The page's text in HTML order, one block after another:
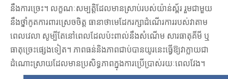
នឹងការច្រេះ។ លក្ខណៈសម្បត្តិដែលមានស្រាប់របស់យ៉ាន់ស្ព័រ រួមជាមួយ
នឹងថ្នាំកូតការពារស្រេចចិត្ត ធានាថាមេដែករក្សាដំណើរការរបស់វាតាម
ពេលវេលា សូម្បីតែនៅពេលដែលប៉ះពាល់នឹងសំណើម សារធាតុគីមី ឬ
ធាតុច្រេះផ្សេងទៀត។ ភាពធន់និងភាពជាប់បានយូរនេះធ្វើឱ្យវាក្លាយជា
ដំណោះស្រាយដែលមានប្រសិទ្ធភាពក្នុងការប្រើប្រាស់រយៈពេលវែង។